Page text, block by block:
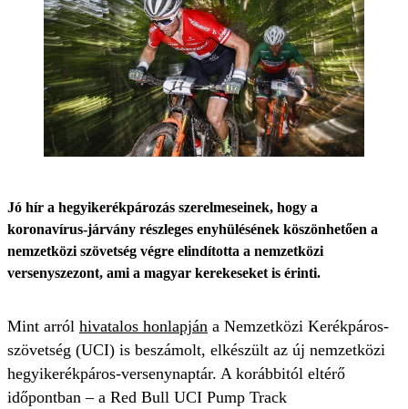
Jó hír a hegyikerékpározás szerelmeseinek, hogy a
koronavírus-járvány részleges enyhülésének köszönhetően a
nemzetközi szövetség végre elindította a nemzetközi
versenyszezont, ami a magyar kerekeseket is érinti.
Mint arról hivatalos honlapján a Nemzetközi Kerékpáros-
szövetség (UCI) is beszámolt, elkészült az új nemzetközi
hegyikerékpáros-versenynaptár. A korábbitól eltérő
időpontban – a Red Bull UCI Pump Track